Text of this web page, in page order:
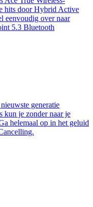
hits door Hybrid Active
eenvoudig over naar
5.3 Bluetooth
generatie
kun je zonder naar je
helemaal op in het geluid